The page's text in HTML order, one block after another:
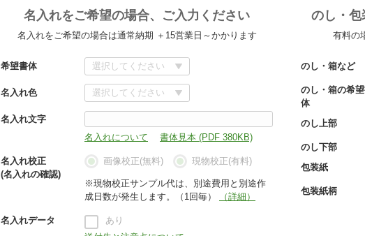
名入れをご希望の場合、ご入力ください
名入れをご希望の場合は通常納期 ＋15営業日～かかります
希望書体
名入れ色
名入れ文字
名入れについて
書体見本 (PDF 380KB)
名入れ校正
(名入れの確認)
画像校正(無料) 現物校正(有料)
※現物校正サンプル代は、別途費用と別途作
成日数が発生します。（1回毎）
（詳細）
名入れデータ
あり
のし・包
有料の
のし・箱など
のし・箱の希
体
のし上部
のし下部
包装紙
包装紙柄